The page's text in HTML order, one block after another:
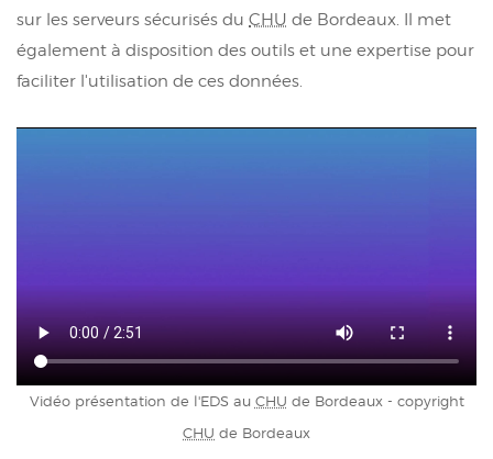
sur les serveurs sécurisés du CHU de Bordeaux. Il met
également à disposition des outils et une expertise pour
faciliter l'utilisation de ces données.
Vidéo présentation de l'EDS au CHU de Bordeaux - copyright
CHU de Bordeaux